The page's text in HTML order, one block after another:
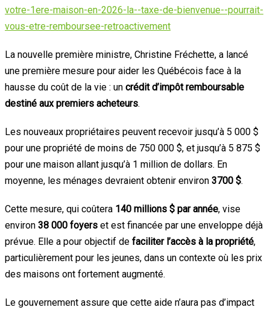
votre-1ere-maison-en-2026-la--taxe-de-bienvenue--pourrait-
vous-etre-remboursee-retroactivement
La nouvelle première ministre, Christine Fréchette, a lancé
une première mesure pour aider les Québécois face à la
hausse du coût de la vie : un crédit d’impôt remboursable
destiné aux premiers acheteurs.
Les nouveaux propriétaires peuvent recevoir jusqu’à 5 000 $
pour une propriété de moins de 750 000 $, et jusqu’à 5 875 $
pour une maison allant jusqu’à 1 million de dollars. En
moyenne, les ménages devraient obtenir environ 3700 $.
Cette mesure, qui coûtera 140 millions $ par année, vise
environ 38 000 foyers et est financée par une enveloppe déjà
prévue. Elle a pour objectif de faciliter l’accès à la propriété,
particulièrement pour les jeunes, dans un contexte où les prix
des maisons ont fortement augmenté.
Le gouvernement assure que cette aide n’aura pas d’impact